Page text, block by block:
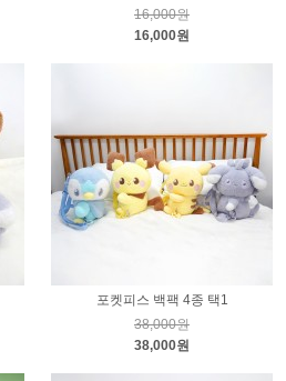
16,000원
16,000원
포켓피스 백팩 4종 택1
38,000원
38,000원